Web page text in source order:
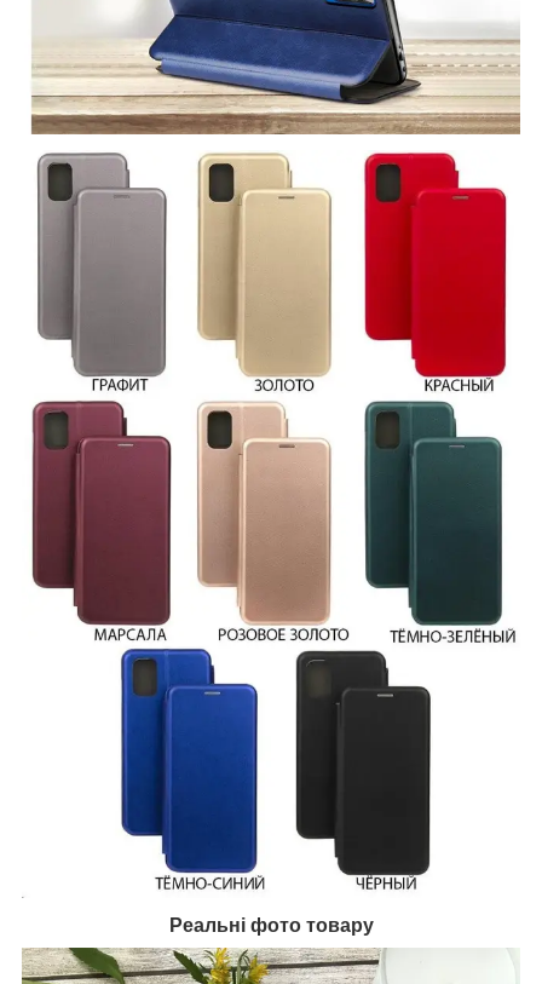
Реальні фото товару